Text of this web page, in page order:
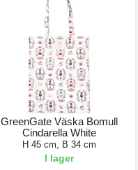
GreenGate Väska Bomull
Cindarella White
H 45 cm, B 34 cm
I lager